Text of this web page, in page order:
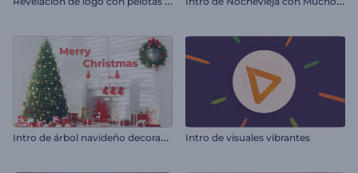
I
ntro de árbol navideño decorado Intro de visuales vibrantes